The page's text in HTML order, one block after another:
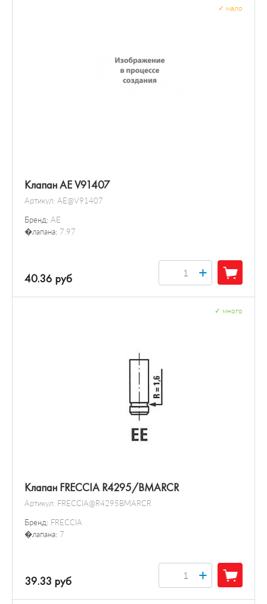
Клапан AE V91407
Артикул: AE@V91407
Бренд: AE
�лапана: 7.97
мало
40.36 руб +
Клапан FRECCIA R4295/BMARCR
Артикул: FRECCIA@R4295BMARCR
Бренд: FRECCIA
�лапана: 7
много
39.33 руб +